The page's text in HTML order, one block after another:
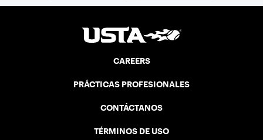
CAREERS
PRÁCTICAS PROFESIONALES
CONTÁCTANOS
TÉRMINOS DE USO